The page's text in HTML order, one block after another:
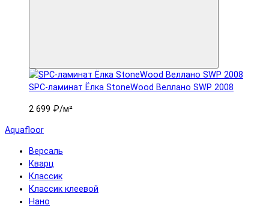
SPC-ламинат Ëлка StoneWood Веллано SWP 2008
2 699 ₽/м²
Aquafloor
Версаль
Кварц
Классик
Классик клеевой
Нано